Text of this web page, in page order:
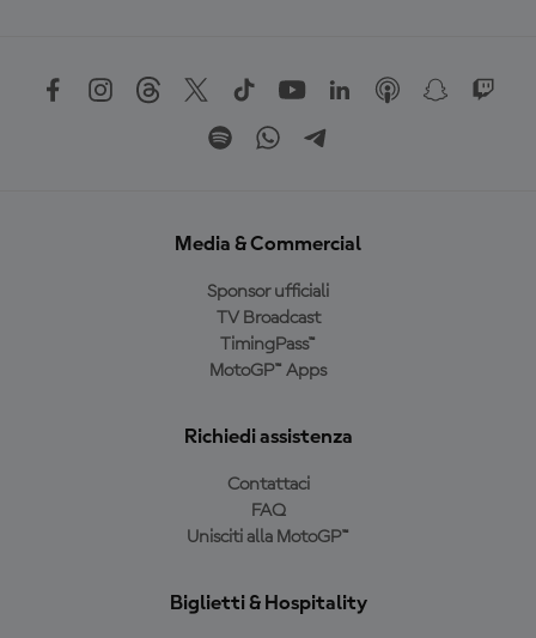
Media & Commercial
Sponsor ufficiali
TV Broadcast
TimingPass™
MotoGP™ Apps
Richiedi assistenza
Contattaci
FAQ
Unisciti alla MotoGP™
Biglietti & Hospitality